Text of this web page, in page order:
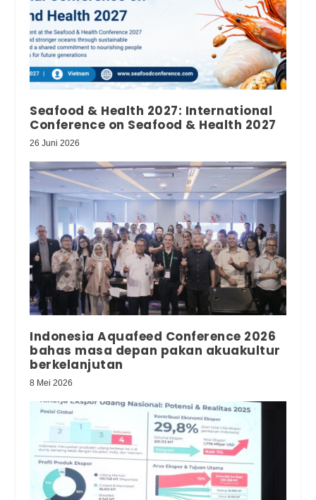
Seafood & Health 2027: International
Conference on Seafood & Health 2027
26 Juni 2026
Indonesia Aquafeed Conference 2026
bahas masa depan pakan akuakultur
berkelanjutan
8 Mei 2026